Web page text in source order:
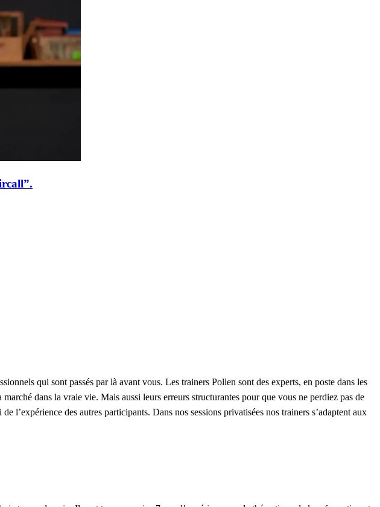
qui sont passés par là avant vous. Les trainers Pollen sont des experts, en poste dans les
dans la vraie vie. Mais aussi leurs erreurs structurantes pour que vous ne perdiez pas de
l’expérience des autres participants. Dans nos sessions privatisées nos trainers s’adaptent aux